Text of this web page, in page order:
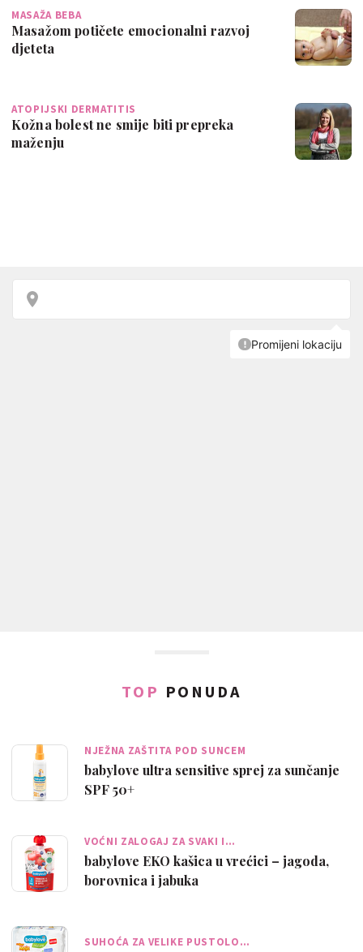
MASAŽA BEBA
Masažom potičete emocionalni razvoj
djeteta
ATOPIJSKI DERMATITIS
Kožna bolest ne smije biti prepreka
maženju
TOP PONUDA
NJEŽNA ZAŠTITA POD SUNCEM
babylove ultra sensitive sprej za sunčanje
SPF 50+
VOĆNI ZALOGAJ ZA SVAKI I…
babylove EKO kašica u vrećici – jagoda,
borovnica i jabuka
SUHOĆA ZA VELIKE PUSTOLO…